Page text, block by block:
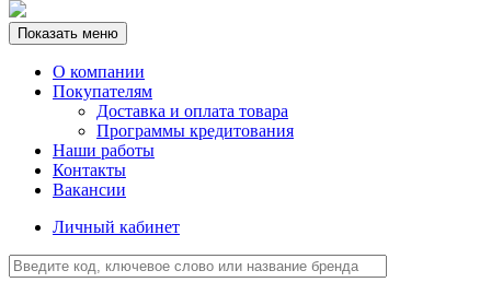
Показать меню
О компании
Покупателям
Доставка и оплата товара
Программы кредитования
Наши работы
Контакты
Вакансии
Личный кабинет